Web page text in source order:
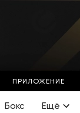
ПРИЛОЖЕНИЕ
Бокс Ещё